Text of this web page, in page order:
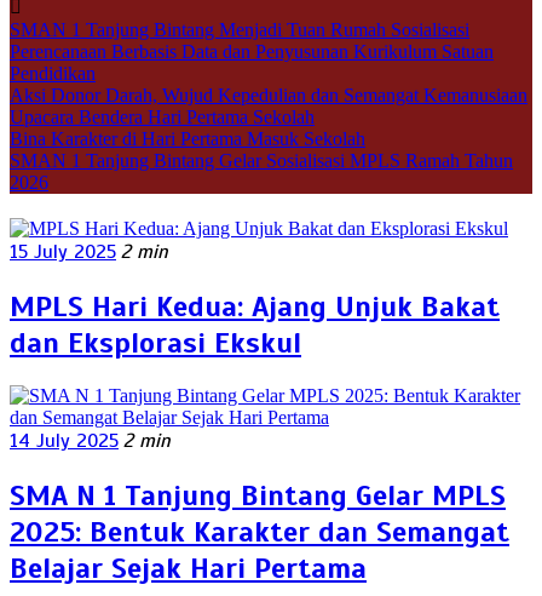
SMAN 1 Tanjung Bintang Menjadi Tuan Rumah Sosialisasi
Perencanaan Berbasis Data dan Penyusunan Kurikulum Satuan
Pendidikan
Aksi Donor Darah, Wujud Kepedulian dan Semangat Kemanusiaan
Upacara Bendera Hari Pertama Sekolah
Bina Karakter di Hari Pertama Masuk Sekolah
SMAN 1 Tanjung Bintang Gelar Sosialisasi MPLS Ramah Tahun
2026
15 July 2025 2 min
MPLS Hari Kedua: Ajang Unjuk Bakat
dan Eksplorasi Ekskul
14 July 2025 2 min
SMA N 1 Tanjung Bintang Gelar MPLS
2025: Bentuk Karakter dan Semangat
Belajar Sejak Hari Pertama